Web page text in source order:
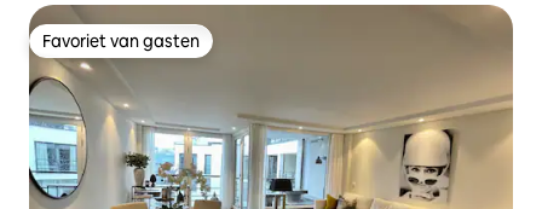
Favoriet van gasten
Favoriet van gasten